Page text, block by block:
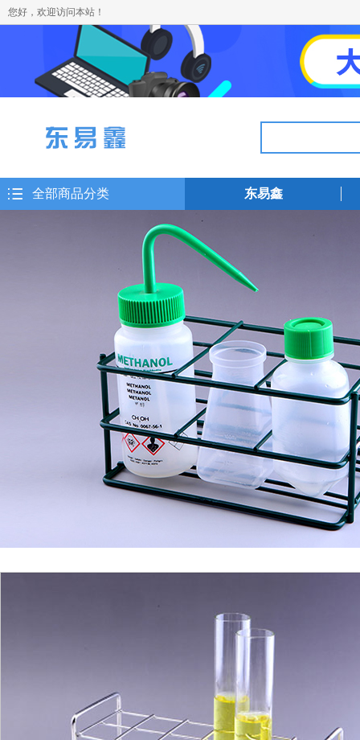
您好，欢迎访问本站！
全部商品分类 东易鑫